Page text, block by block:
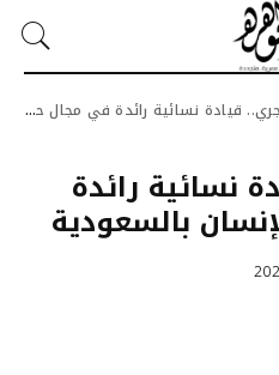
قيادة نسائية رائدة في مجال حقوق الإنسان بالسعودية
نسائية رائدة
بالسعودية